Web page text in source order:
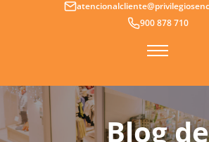
900 878 710
Blog de